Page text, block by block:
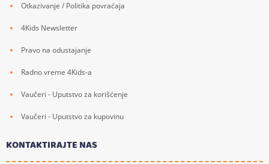
Otkazivanje / Politika povraćaja
4Kids Newsletter
Pravo na odustajanje
Radno vreme 4Kids-a
Vaučeri - Uputstvo za korišćenje
Vaučeri - Uputstvo za kupovinu
KONTAKTIRAJTE NAS